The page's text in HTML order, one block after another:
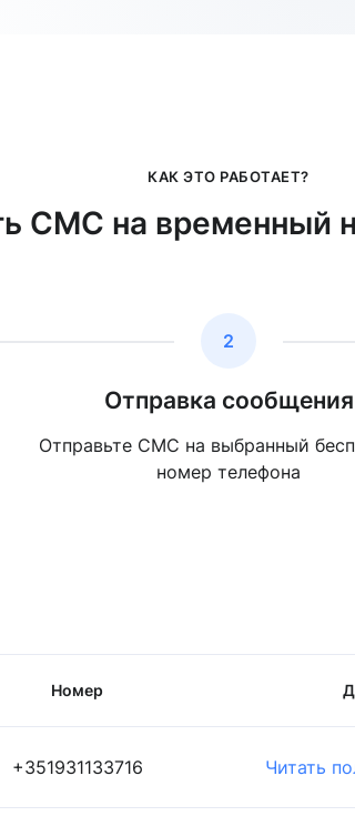
КАК ЭТО РАБОТАЕТ?
СМС на временный
2
Отправка сообщения
Отправьте СМС на выбранный
номер телефона
Номер
+351931133716 Читать